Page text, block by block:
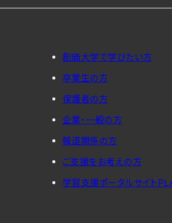
創価大学で学びたい方
卒業生の方
保護者の方
企業・一般の方
報道関係の方
ご支援をお考えの方
学習支援ポータルサイト